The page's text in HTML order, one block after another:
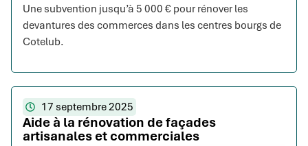
Une subvention jusqu’à 5 000 € pour rénover les
devantures des commerces dans les centres bourgs de
Cotelub.
17 septembre 2025
Aide à la rénovation de façades
artisanales et commerciales